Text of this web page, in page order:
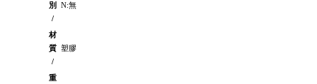
別
/
N:無
材
質
/
塑膠
重